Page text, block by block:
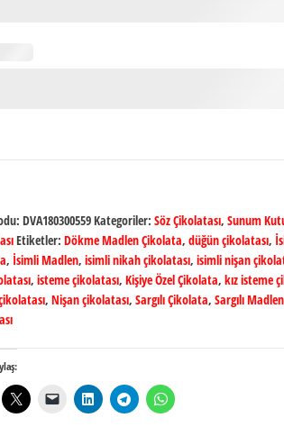
DVA180300559Kategoriler: Söz Çikolatası, Sunum
Etiketler: Dökme Madlen Çikolata, düğün çikolatası,
, İsimli Madlen, isimli nikah çikolatası, isimli nişan
, isteme çikolatası, Kişiye Özel Çikolata, kız isteme
, Nişan çikolatası, Sargılı Çikolata, Sargılı Madlen